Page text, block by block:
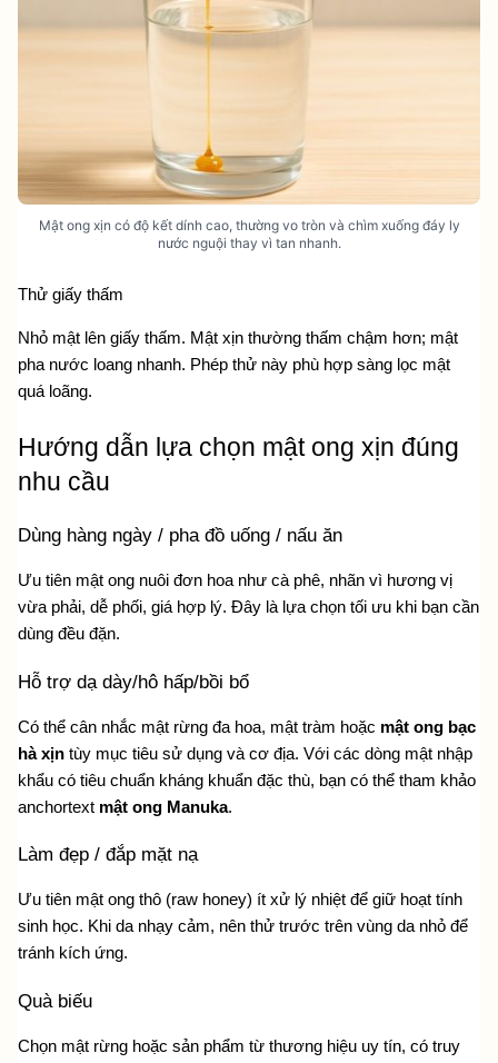
Mật ong xịn có độ kết dính cao, thường vo tròn và chìm xuống đáy ly
nước nguội thay vì tan nhanh.
Thử giấy thấm
Nhỏ mật lên giấy thấm. Mật xịn thường thấm chậm hơn; mật
pha nước loang nhanh. Phép thử này phù hợp sàng lọc mật
quá loãng.
Hướng dẫn lựa chọn mật ong xịn đúng
nhu cầu
Dùng hàng ngày / pha đồ uống / nấu ăn
Ưu tiên mật ong nuôi đơn hoa như cà phê, nhãn vì hương vị
vừa phải, dễ phối, giá hợp lý. Đây là lựa chọn tối ưu khi bạn cần
dùng đều đặn.
Hỗ trợ dạ dày/hô hấp/bồi bổ
Có thể cân nhắc mật rừng đa hoa, mật tràm hoặc mật ong bạc
hà xịn tùy mục tiêu sử dụng và cơ địa. Với các dòng mật nhập
khẩu có tiêu chuẩn kháng khuẩn đặc thù, bạn có thể tham khảo
anchortext mật ong Manuka.
Làm đẹp / đắp mặt nạ
Ưu tiên mật ong thô (raw honey) ít xử lý nhiệt để giữ hoạt tính
sinh học. Khi da nhạy cảm, nên thử trước trên vùng da nhỏ để
tránh kích ứng.
Quà biếu
Chọn mật rừng hoặc sản phẩm từ thương hiệu uy tín, có truy